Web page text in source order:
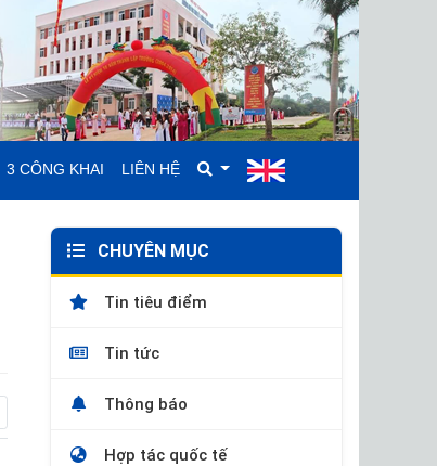
3 CÔNG KHAI LIÊN HỆ
CHUYÊN MỤC
Tin tiêu điểm
Tin tức
Thông báo
Hợp tác quốc tế